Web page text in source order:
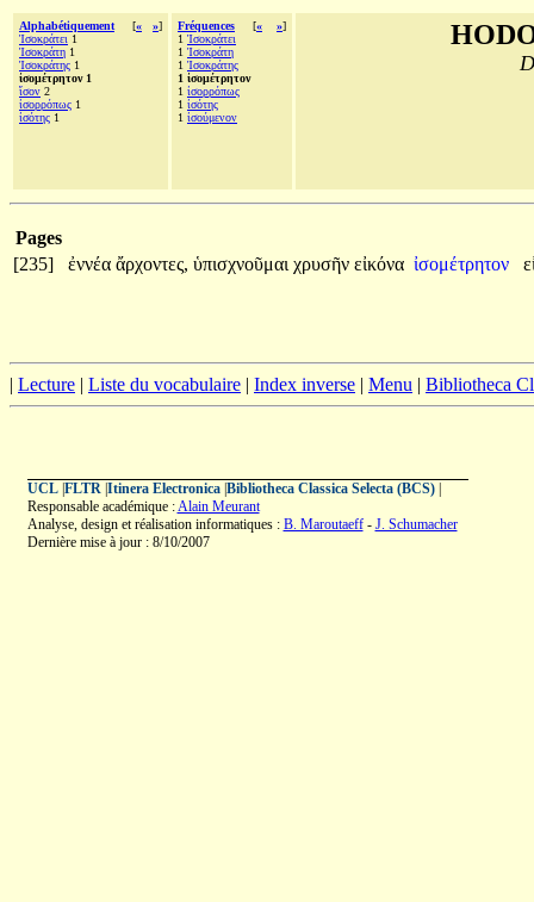
Alphabétiquement [« »]
Ἰσοκράτει 1
Ἰσοκράτη 1
Ἰσοκράτης 1
ἰσομέτρητον 1
ἴσον 2
ἰσορρόπως 1
ἰσότης 1
Fréquences [« »]
1 Ἰσοκράτει
1 Ἰσοκράτη
1 Ἰσοκράτης
1 ἰσομέτρητον
1 ἰσορρόπως
1 ἰσότης
1 ἰσούμενον
Pages
[235]
ἐννέα ἄρχοντες, ὑπισχνοῦμαι χρυσῆν εἰκόνα ἰσομέτρητον
| Lecture | Liste du vocabulaire | Index inverse | Menu | Bibliotheca
UCL| FLTR| Itinera Electronica| Bibliotheca Classica Selecta (BCS)|
Responsable académique :Alain Meurant
Analyse, design et réalisation informatiques : B. Maroutaeff- J. Schumacher
Dernière mise à jour : 8/10/2007